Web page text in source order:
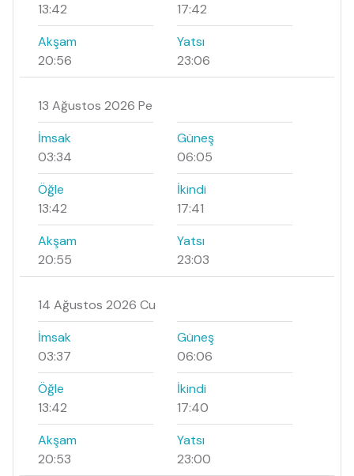
13:42
17:42
Akşam
20:56
Yatsı
23:06
13 Ağustos 2026 Pe
İmsak
03:34
Güneş
06:05
Öğle
13:42
İkindi
17:41
Akşam
20:55
Yatsı
23:03
14 Ağustos 2026 Cu
İmsak
03:37
Güneş
06:06
Öğle
13:42
İkindi
17:40
Akşam
20:53
Yatsı
23:00